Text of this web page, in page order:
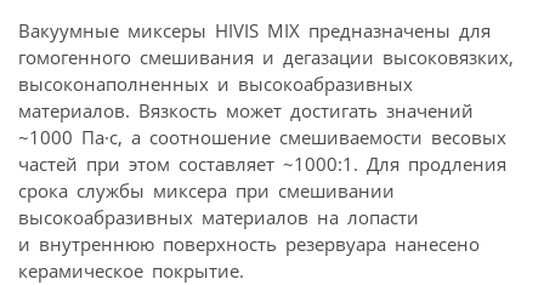
Вакуумные миксеры HIVIS MIX предназначены для
гомогенного смешивания и дегазации высоковязких,
высоконаполненных и высокоабразивных
материалов. Вязкость может достигать значений
~1000 Па·с, а соотношение смешиваемости весовых
частей при этом составляет ~1000:1. Для продления
срока службы миксера при смешивании
высокоабразивных материалов на лопасти
и внутреннюю поверхность резервуара нанесено
керамическое покрытие.